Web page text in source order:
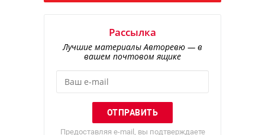
Рассылка
Лучшие материалы Авторевю — в
вашем почтовом ящике
Предоставляя e-mail, вы подтверждаете